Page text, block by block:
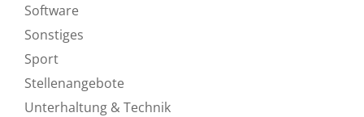
Software
Sonstiges
Sport
Stellenangebote
Unterhaltung & Technik